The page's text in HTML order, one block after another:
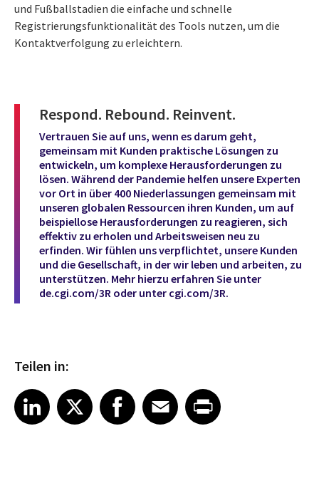
und Fußballstadien die einfache und schnelle
Registrierungsfunktionalität des Tools nutzen, um die
Kontaktverfolgung zu erleichtern.
Respond. Rebound. Reinvent.
Vertrauen Sie auf uns, wenn es darum geht,
gemeinsam mit Kunden praktische Lösungen zu
entwickeln, um komplexe Herausforderungen zu
lösen. Während der Pandemie helfen unsere Experten
vor Ort in über 400 Niederlassungen gemeinsam mit
unseren globalen Ressourcen ihren Kunden, um auf
beispiellose Herausforderungen zu reagieren, sich
effektiv zu erholen und Arbeitsweisen neu zu
erfinden. Wir fühlen uns verpflichtet, unsere Kunden
und die Gesellschaft, in der wir leben und arbeiten, zu
unterstützen. Mehr hierzu erfahren Sie unter
de.cgi.com/3R oder unter cgi.com/3R.
Teilen in:
Share article on LinkedIn
LinkedIn
Share article on XShare article on Facebook
Facebook
Share article on Email
EmailShare article on Print